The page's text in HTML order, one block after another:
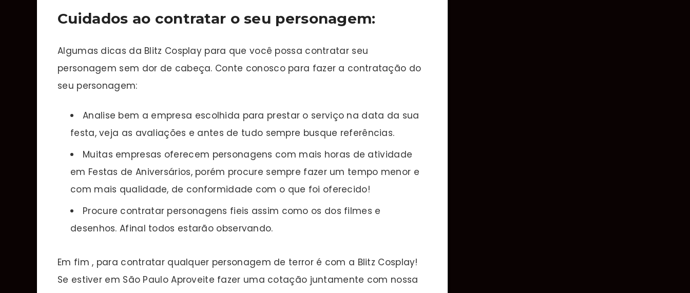
Cuidados ao contratar o seu personagem:
Algumas dicas da Blitz Cosplay para que você possa contratar seu
personagem sem dor de cabeça. Conte conosco para fazer a contratação do
seu personagem:
Analise bem a empresa escolhida para prestar o serviço na data da sua
festa, veja as avaliações e antes de tudo sempre busque referências.
Muitas empresas oferecem personagens com mais horas de atividade
em Festas de Aniversários, porém procure sempre fazer um tempo menor e
com mais qualidade, de conformidade com o que foi oferecido!
Procure contratar personagens fieis assim como os dos filmes e
desenhos. Afinal todos estarão observando.
Em fim , para contratar qualquer personagem de terror é com a Blitz Cosplay!
Se estiver em São Paulo Aproveite fazer uma cotação juntamente com nossa